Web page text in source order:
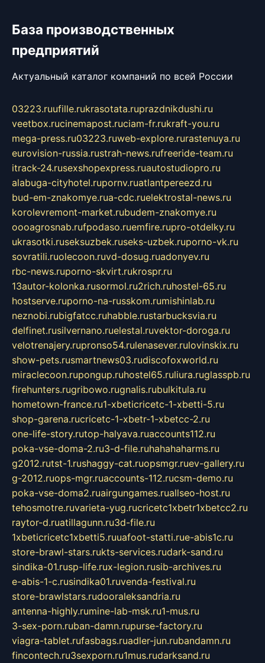
База производственных
предприятий
Актуальный каталог компаний по всей России
03223.ruufille.rukrasotata.ruprazdnikdushi.ru
veetbox.rucinemapost.ruciam-fr.rukraft-you.ru
mega-press.ru03223.ruweb-explore.rurastenuya.ru
eurovision-russia.rustrah-news.rufreeride-team.ru
itrack-24.rusexshopexpress.ruautostudiopro.ru
alabuga-cityhotel.rupornv.ruatlantpereezd.ru
bud-em-znakomye.rua-cdc.ruelektrostal-news.ru
korolevremont-market.rubudem-znakomye.ru
oooagrosnab.rufpodaso.ruemfire.rupro-otdelky.ru
ukrasotki.ruseksuzbek.ruseks-uzbek.ruporno-vk.ru
sovratili.ruolecoon.ruvd-dosug.ruadonyev.ru
rbc-news.ruporno-skvirt.rukrospr.ru
13autor-kolonka.rusormol.ru2rich.ruhostel-65.ru
hostserve.ruporno-na-russkom.rumishinlab.ru
neznobi.rubigfatcc.ruhabble.rustarbucksvia.ru
delfinet.rusilvernano.ruelestal.ruvektor-doroga.ru
velotrenajery.rupronso54.rulenasever.rulovinskix.ru
show-pets.rusmartnews03.rudiscofoxworld.ru
miraclecoon.rupongup.ruhostel65.ruliura.ruglasspb.ru
firehunters.rugribowo.rugnalis.rubulkitula.ru
hometown-france.ru1-xbeticricetc-1-xbetti-5.ru
shop-garena.rucricetc-1-xbetr-1-xbetcc-2.ru
one-life-story.rutop-halyava.ruaccounts112.ru
poka-vse-doma-2.ru3-d-file.ruhahahaharms.ru
g2012.rutst-1.rushaggy-cat.ruopsmgr.ruev-gallery.ru
g-2012.ruops-mgr.ruaccounts-112.rucsm-demo.ru
poka-vse-doma2.ruairgungames.ruallseo-host.ru
tehosmotre.ruvarieta-yug.rucricetc1xbetr1xbetcc2.ru
raytor-d.ruatillagunn.ru3d-file.ru
1xbeticricetc1xbetti5.ruuafoot-statti.rue-abis1c.ru
store-brawl-stars.rukts-services.rudark-sand.ru
sindika-01.rusp-life.rux-legion.rusib-archives.ru
e-abis-1-c.rusindika01.ruvenda-festival.ru
store-brawlstars.rudooraleksandria.ru
antenna-highly.rumine-lab-msk.ru1-mus.ru
3-sex-porn.ruban-damn.rupurse-factory.ru
viagra-tablet.rufasbags.ruadler-jun.rubandamn.ru
fincontech.ru3sexporn.ru1mus.rudarksand.ru